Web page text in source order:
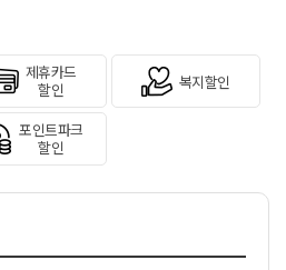
제휴카드
할인
복지할인
포인트파크
할인